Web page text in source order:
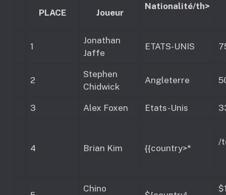
PLACE Joueur
Nationalité/th>
1
Jonathan
Jaffe
ETATS-UNIS
2
Stephen
Chidwick
Angleterre
3 Alex Foxen Etats-Unis
4 Brian Kim {{country>*
/
Chino